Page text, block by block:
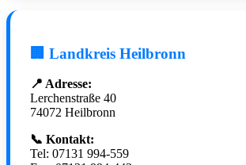
🏢 Landkreis Heilbronn
📍 Adresse:
Lerchenstraße 40
74072 Heilbronn
📞 Kontakt:
Tel: 07131 994-559